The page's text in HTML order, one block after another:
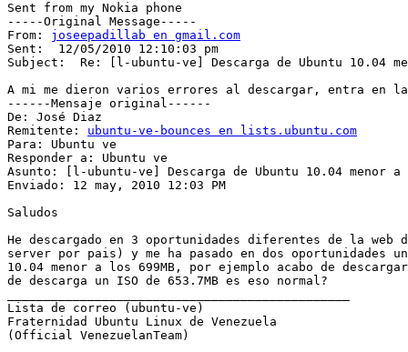
Sent from my Nokia phone
-----Original Message-----
From: joseepadillab en gmail.com
Sent:  12/05/2010 12:10:03 pm
Subject:  Re: [l-ubuntu-ve] Descarga de Ubuntu 10.04
A mi me dieron varios errores al descargar, entra en la
------Mensaje original------
De: José Diaz
Remitente: ubuntu-ve-bounces en lists.ubuntu.com
Para: Ubuntu ve
Responder a: Ubuntu ve
Asunto: [l-ubuntu-ve] Descarga de Ubuntu 10.04 menor a
Enviado: 12 may, 2010 12:03 PM
Saludos
He descargado en 3 oportunidades diferentes de la
server por pais) y me ha pasado en dos oportunidades
10.04 menor a los 699MB, por ejemplo acabo de
de descarga un ISO de 653.7MB es eso normal?
Lista de correo (ubuntu-ve)
Fraternidad Ubuntu Linux de Venezuela
(Official VenezuelanTeam)